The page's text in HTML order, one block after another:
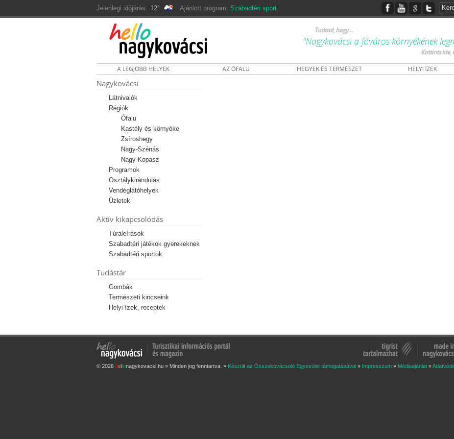
Jelenlegi időjárás: 12° Ajánlott program: Szabadtéri sport
Tudtad, hogy...
"Nagykovácsi a főváros környékének
Kattints ide,
A LEGJOBB HELYEK AZ ÓFALU HEGYEK ÉS TERMÉSZET HELYI ÍZEK
Nagykovácsi
Látnivalók
Régiók
Ófalu
Kastély és környéke
Zsíroshegy
Nagy-Szénás
Nagy-Kopasz
Programok
Osztálykirándulás
Vendéglátóhelyek
Üzletek
Aktív kikapcsolódás
Túraleírások
Szabadtéri játékok gyerekeknek
Szabadtéri sportok
Tudástár
Gombák
Természeti kincseink
Helyi ízek, receptek
© 2026 hellonagykovacsi.hu » Minden jog fenntartva. » Készült az Összekovácsoló Egyesület támogatásával » Impresszum » Médiaajánlat »